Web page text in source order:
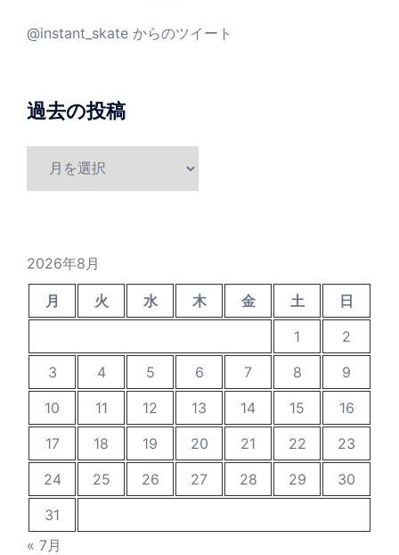
@instant_skate からのツイート
過去の投稿
2026年8月
月 火 水 木 金 土
日
1
2
3
4 5 6 7 8
9
10
11 12 13 14 15
16
17
18 19 20 21 22
23
24
25 26 27 28 29
30
31
« 7月